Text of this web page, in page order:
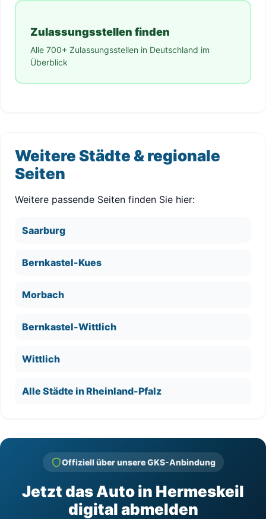
Zulassungsstellen finden
Alle 700+ Zulassungsstellen in Deutschland im
Überblick
Weitere Städte & regionale
Seiten
Weitere passende Seiten finden Sie hier:
Saarburg
Bernkastel-Kues
Morbach
Bernkastel-Wittlich
Wittlich
Alle Städte in Rheinland-Pfalz
Offiziell über unsere GKS-Anbindung
Jetzt das Auto in Hermeskeil
digital abmelden